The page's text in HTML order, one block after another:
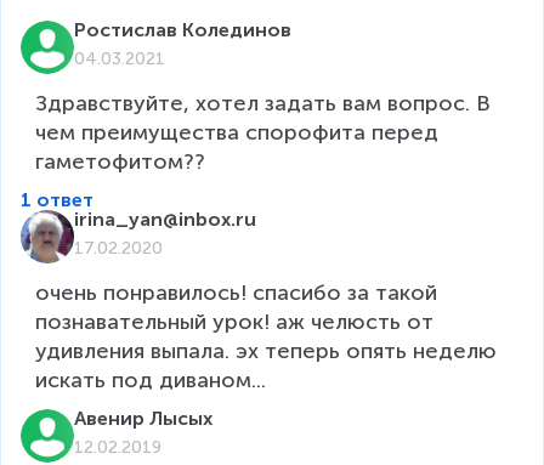
Ростислав Колединов
04.03.2021
Здравствуйте, хотел задать вам вопрос. В
чем преимущества спорофита перед
гаметофитом??
1 ответ
irina_yan@inbox.ru
17.02.2020
очень понравилось! спасибо за такой
познавательный урок! аж челюсть от
удивления выпала. эх теперь опять неделю
искать под диваном...
Авенир Лысых
12.02.2019